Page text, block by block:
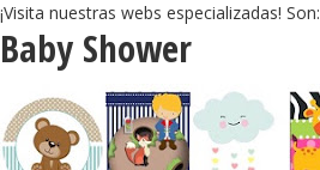
¡Visita nuestras webs especializadas! Son:
Baby Shower